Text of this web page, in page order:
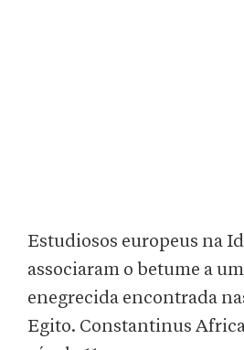
Estudiosos europeus na
associaram o betume a
enegrecida encontrada
Egito. Constantinus